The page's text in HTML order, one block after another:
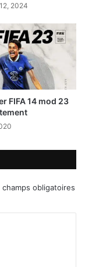
2024
FIFA 14 mod 23
champs obligatoires